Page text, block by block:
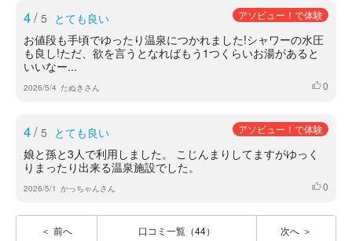
4/ 5 とても良い アソビュー！で体験
お値段も手頃でゆったり温泉につかれました!シャワーの水圧
も良し!ただ、欲を言うとなればもう1つくらいお湯があると
いいなー...
2026/5/4 たぬきさん いいね
0
4/ 5 とても良い アソビュー！で体験
娘と孫と3人で利用しました。 こじんまりしてますがゆっく
りまったり出来る温泉施設でした。
2026/5/1 かっちゃんさん いいね
0
前へ 口コミ一覧（44） 次へ